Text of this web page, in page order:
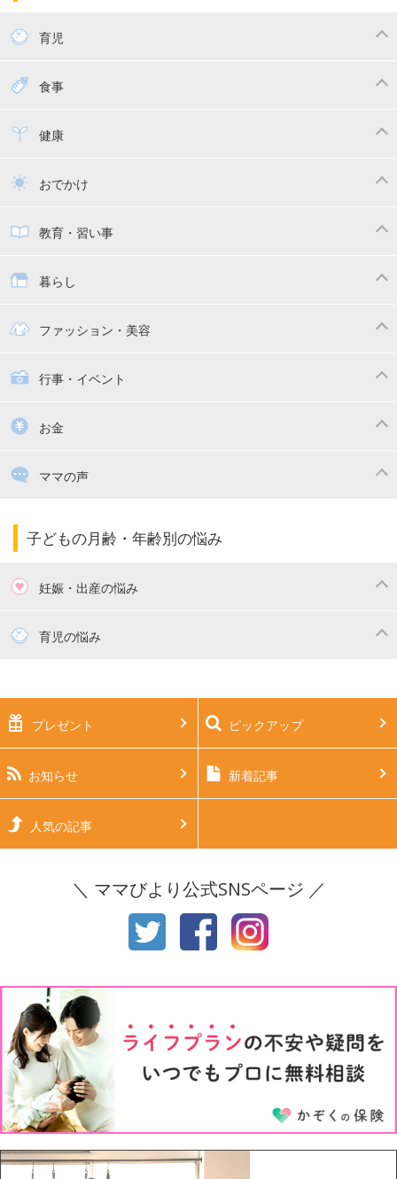
育児
赤ちゃんのお世話
寝かしつけ
トイトレ
食事
離乳食健康
乳幼児健診・予防接種
おでかけ
子供とおでかけ
抱っこ紐
教育・習い事
教育・習い事
幼稚園
絵本
暮らし
ママの日常
家族関係・夫婦関係
掃除
ファッション・美容
子供の服・ファッション
行事・イベント
漫画
出産祝い・内祝い
お金
住宅購入ママの声
子育てコラム
子どもの月齢・年齢別の悩み
妊娠・出産の悩み
妊活 育児の悩み
生後2ヶ月 生後3ヶ月
生後4ヶ月 生後5ヶ月
生後6ヶ月
生後11ヶ月
3才
5才 6才
プレゼント ピックアップ
お知らせ 新着記事
人気の記事
＼ ママびより公式SNSページ ／